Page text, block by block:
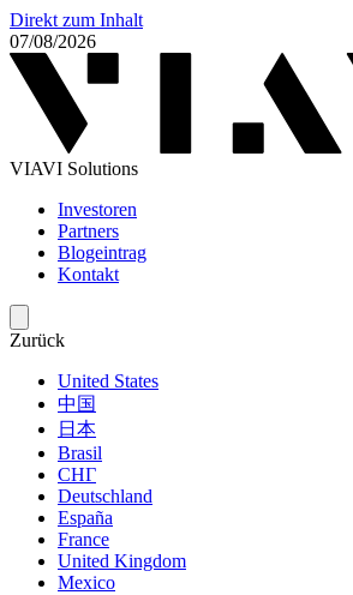
Direkt zum Inhalt
07/08/2026
VIAVI Solutions
Investoren
Partners
Blogeintrag
Kontakt
Zurück
United States
中国
日本
Brasil
СНГ
Deutschland
España
France
United Kingdom
Mexico